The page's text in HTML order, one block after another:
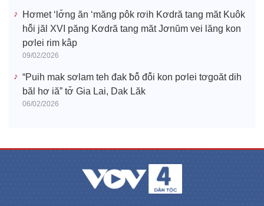
Hơmet ‘lơ̆ng ăn ‘măng pôk rơih Kơdră tang măt Kuôk
hô̆i jăl XVI păng Kơdră tang măt Jơnŭm vei lăng kon
pơlei rim kâp
09/02/2026
“Puih mak sơlam teh đak ƀô̆ đô̆i kon pơlei tơgoăt dih
băl hơ iă” tơ̆ Gia Lai, Dak Lăk
06/02/2026